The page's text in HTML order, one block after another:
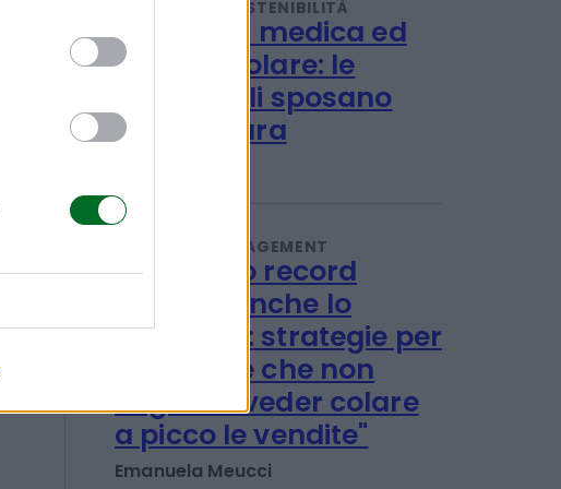
TENDENZE E SOSTENIBILITÀ
Ulivi, erba medica ed
rinnovabili sposano
l'agricoltura
IMPRESA E MANAGEMENT
"Col caldo record
cambia anche lo
shopping: strategie per
le aziende che non